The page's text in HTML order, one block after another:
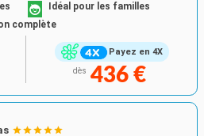
Payez en 4X
Idéal pour les familles
complète
dès 436 €